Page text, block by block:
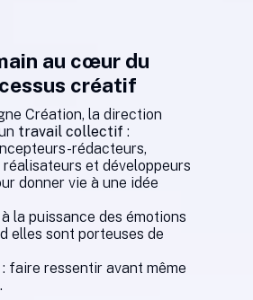
au cœur du
créatif
Création, la direction
travail collectif :
rédacteurs,
réalisateurs et développeurs
donner vie à une idée
la puissance des émotions
elles sont porteuses de
faire ressentir avant même